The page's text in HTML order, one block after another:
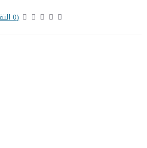
(0 التقييمات)